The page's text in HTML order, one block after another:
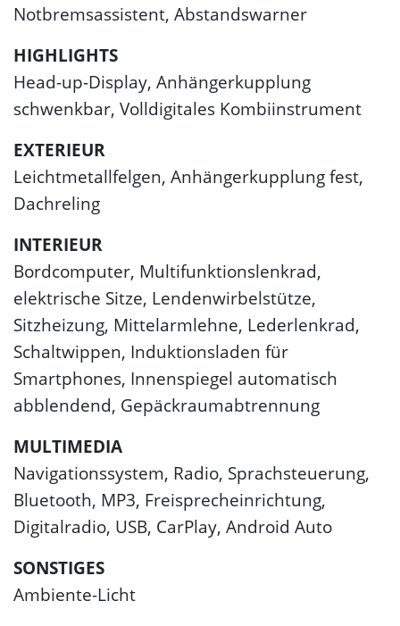
Notbremsassistent, Abstandswarner
HIGHLIGHTS
Head-up-Display, Anhängerkupplung
schwenkbar, Volldigitales Kombiinstrument
EXTERIEUR
Leichtmetallfelgen, Anhängerkupplung fest,
Dachreling
INTERIEUR
Bordcomputer, Multifunktionslenkrad,
elektrische Sitze, Lendenwirbelstütze,
Sitzheizung, Mittelarmlehne, Lederlenkrad,
Schaltwippen, Induktionsladen für
Smartphones, Innenspiegel automatisch
abblendend, Gepäckraumabtrennung
MULTIMEDIA
Navigationssystem, Radio, Sprachsteuerung,
Bluetooth, MP3, Freisprecheinrichtung,
Digitalradio, USB, CarPlay, Android Auto
SONSTIGES
Ambiente-Licht